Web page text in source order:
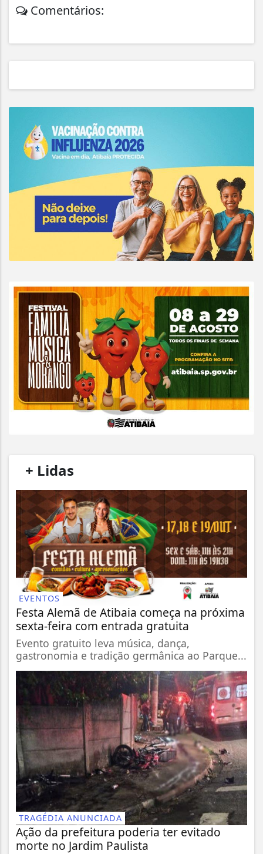
Comentários:
+ Lidas
EVENTOS
Festa Alemã de Atibaia começa na próxima
sexta-feira com entrada gratuita
Evento gratuito leva música, dança,
gastronomia e tradição germânica ao Parque...
TRAGÉDIA ANUNCIADA
Ação da prefeitura poderia ter evitado
morte no Jardim Paulista